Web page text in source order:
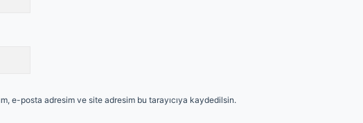
e-posta adresim ve site adresim bu tarayıcıya kaydedilsin.